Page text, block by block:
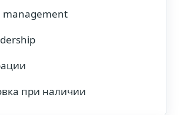
management
при наличии